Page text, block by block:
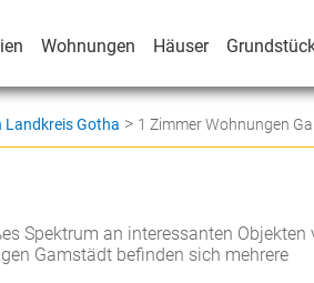
Wohnungen Häuser
Landkreis Gotha > 1 Zimmer Wohnungen
Spektrum an interessanten Objekten
Gamstädt befinden sich mehrere